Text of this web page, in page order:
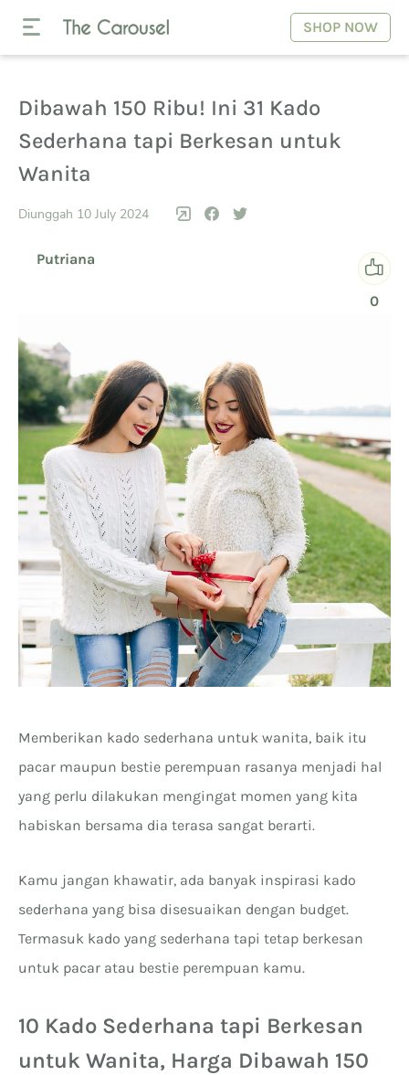
SHOP NOW
Dibawah 150 Ribu! Ini 31 Kado
Sederhana tapi Berkesan untuk
Wanita
Diunggah 10 July 2024
Putriana
0
Memberikan kado sederhana untuk wanita, baik itu
pacar maupun bestie perempuan rasanya menjadi hal
yang perlu dilakukan mengingat momen yang kita
habiskan bersama dia terasa sangat berarti.
Kamu jangan khawatir, ada banyak inspirasi kado
sederhana yang bisa disesuaikan dengan budget.
Termasuk kado yang sederhana tapi tetap berkesan
untuk pacar atau bestie perempuan kamu.
10 Kado Sederhana tapi Berkesan
untuk Wanita, Harga Dibawah 150